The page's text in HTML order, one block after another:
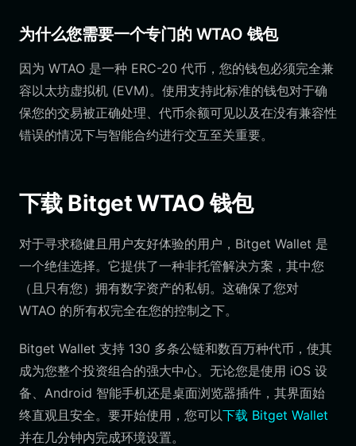
为什么您需要一个专门的 WTAO 钱包
因为 WTAO 是一种 ERC-20 代币，您的钱包必须完全兼
容以太坊虚拟机 (EVM)。使用支持此标准的钱包对于确
保您的交易被正确处理、代币余额可见以及在没有兼容性
错误的情况下与智能合约进行交互至关重要。
下载 Bitget WTAO 钱包
对于寻求稳健且用户友好体验的用户，Bitget Wallet 是
一个绝佳选择。它提供了一种非托管解决方案，其中您
（且只有您）拥有数字资产的私钥。这确保了您对
WTAO 的所有权完全在您的控制之下。
Bitget Wallet 支持 130 多条公链和数百万种代币，使其
成为您整个投资组合的强大中心。无论您是使用 iOS 设
备、Android 智能手机还是桌面浏览器插件，其界面始
终直观且安全。要开始使用，您可以下载 Bitget Wallet
并在几分钟内完成环境设置。